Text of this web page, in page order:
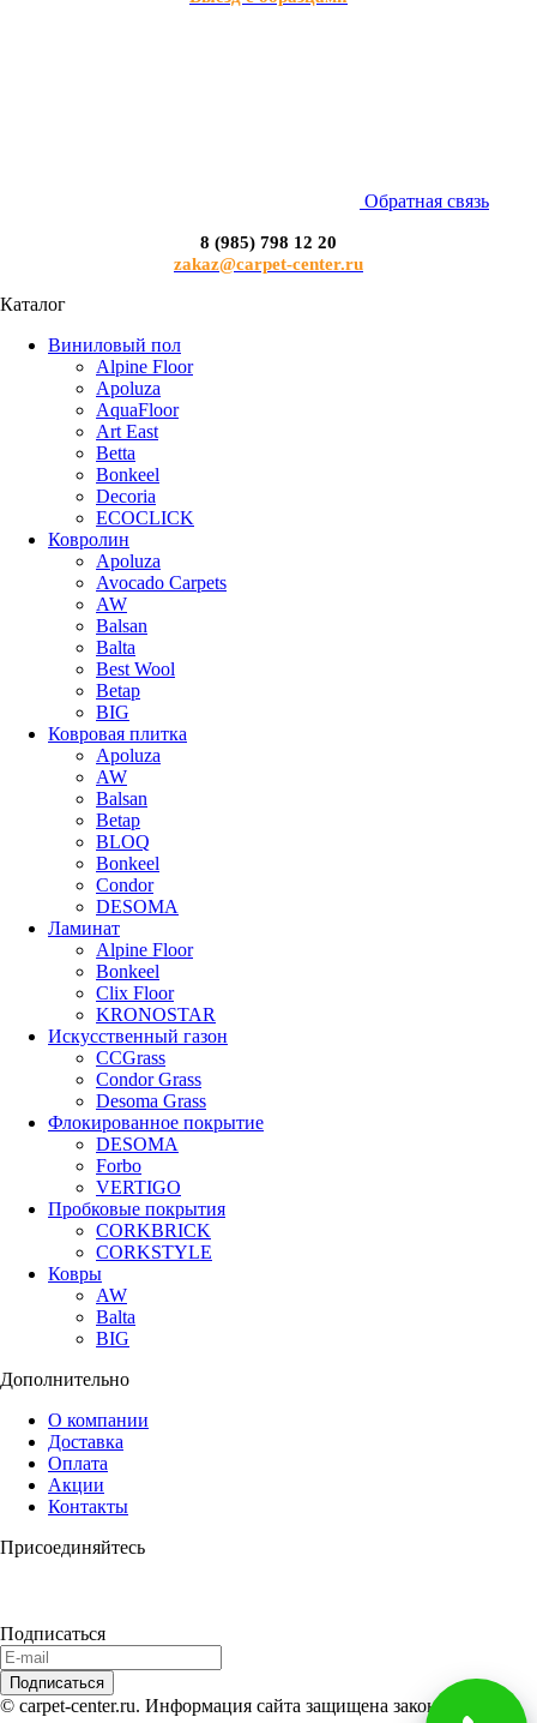
Обратная связь
8 (985) 798 12 20
zakaz@carpet-center.ru
Каталог
Виниловый пол
Alpine Floor
Apoluza
AquaFloor
Art East
Betta
Bonkeel
Decoria
ECOCLICK
Ковролин
Apoluza
Avocado Carpets
AW
Balsan
Balta
Best Wool
Betap
BIG
Ковровая плитка
Apoluza
AW
Balsan
Betap
BLOQ
Bonkeel
Condor
DESOMA
Ламинат
Alpine Floor
Bonkeel
Clix Floor
KRONOSTAR
Искусственный газон
CCGrass
Condor Grass
Desoma Grass
Флокированное покрытие
DESOMA
Forbo
VERTIGO
Пробковые покрытия
CORKBRICK
CORKSTYLE
Ковры
AW
Balta
BIG
Дополнительно
О компании
Доставка
Оплата
Акции
Контакты
Присоединяйтесь
Подписаться
© carpet-center.ru. Информация сайта защищена законом об